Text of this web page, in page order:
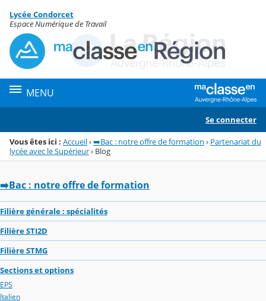
Menu de la rubrique
Contenu
Lycée Condorcet
Espace Numérique de Travail
MENU
Se connecter
Vous êtes ici : Accueil›➡️Bac : notre offre de formation › Partenariat du
lycée avec le Supérieur› Blog
➡️Bac : notre offre de formation
Filière générale : spécialités
Filière STI2D
Filière STMG
Sections et options
EPS
Italien